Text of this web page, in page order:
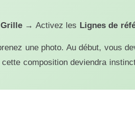
Grille→ Activez les Lignes de
une photo. Au début, vous
composition deviendra